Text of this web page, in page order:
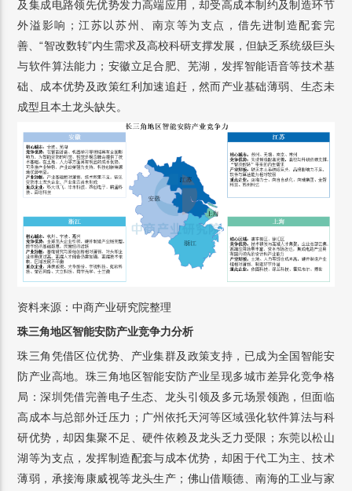
及集成电路领先优势发力高端应用，却受高成本制约及制造环节
外溢影响；江苏以苏州、南京等为支点，借先进制造配套完
善、“智改数转”内生需求及高校科研支撑发展，但缺乏系统级巨头
与软件算法能力；安徽立足合肥、芜湖，发挥智能语音等技术基
础、成本优势及政策红利加速追赶，然而产业基础薄弱、生态未
成型且本土龙头缺失。
资料来源：中商产业研究院整理
珠三角地区智能安防产业竞争力分析
珠三角凭借区位优势、产业集群及政策支持，已成为全国智能安
防产业高地。珠三角地区智能安防产业呈现多城市差异化竞争格
局：深圳凭借完善电子生态、龙头引领及多元场景领跑，但面临
高成本与总部外迁压力；广州依托天河等区域强化软件算法与科
研优势，却因集聚不足、硬件依赖及龙头乏力受限；东莞以松山
湖等为支点，发挥制造配套与成本优势，却困于代工为主、技术
薄弱，承接海康威视等龙头生产；佛山借顺德、南海的工业与家